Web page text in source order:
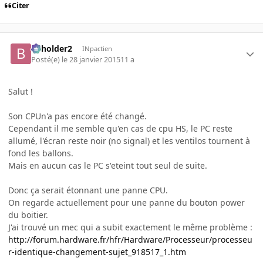
Citer
beholder2 INpactien
Posté(e) le 28 janvier 201511 a
Salut !
Son CPUn'a pas encore été changé.
Cependant il me semble qu'en cas de cpu HS, le PC reste
allumé, l'écran reste noir (no signal) et les ventilos tournent à
fond les ballons.
Mais en aucun cas le PC s'eteint tout seul de suite.
Donc ça serait étonnant une panne CPU.
On regarde actuellement pour une panne du bouton power
du boitier.
J'ai trouvé un mec qui a subit exactement le même problème :
http://forum.hardware.fr/hfr/Hardware/Processeur/processeu
r-identique-changement-sujet_918517_1.htm